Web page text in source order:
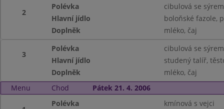
2
Polévka
cibulová se sýrem
Hlavní jídlo
boloňské fazole,
Doplněk
mléko, čaj
3
Polévka
cibulová se sýrem
Hlavní jídlo
studený talíř,
Doplněk
mléko, čaj
Menu
Chod Pátek 21. 4. 2006
Polévka kmínová s vejci